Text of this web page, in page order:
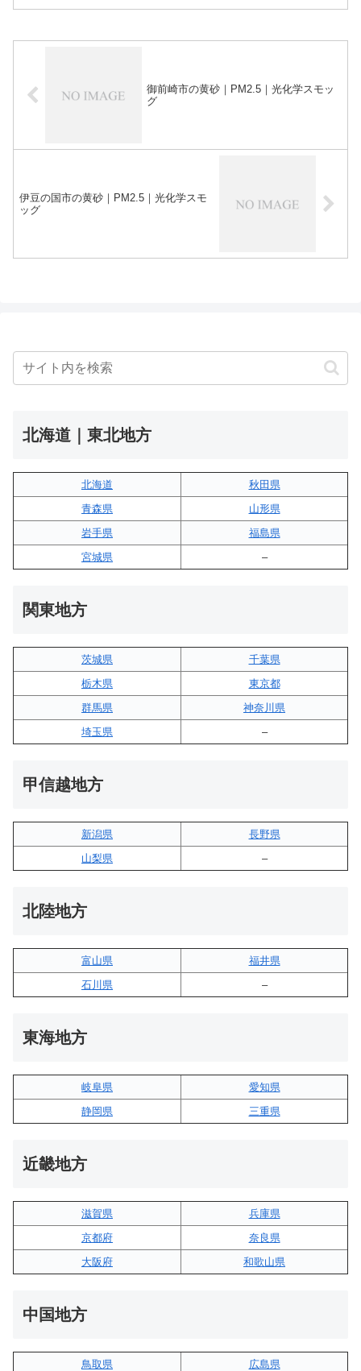
御前崎市の黄砂｜PM2.5｜光化学スモッ
グ
伊豆の国市の黄砂｜PM2.5｜光化学スモ
ッグ
北海道｜東北地方
北海道
秋田県
青森県
山形県
岩手県
福島県
宮城県
–
関東地方
茨城県
千葉県
栃木県
東京都
群馬県
神奈川県
埼玉県
–
甲信越地方
新潟県
長野県
山梨県
–
北陸地方
富山県
福井県
石川県
–
東海地方
岐阜県
愛知県
静岡県
三重県
近畿地方
滋賀県
兵庫県
京都府
奈良県
大阪府
和歌山県
中国地方
鳥取県
広島県